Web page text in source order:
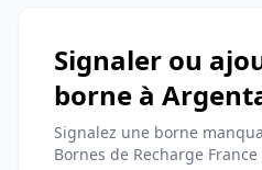
Signaler ou
borne à
Signalez une borne
Bornes de Recharge